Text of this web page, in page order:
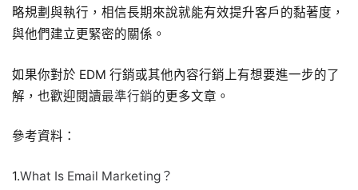
略規劃與執行，相信長期來說就能有效提升客戶的黏著度，
與他們建立更緊密的關係。
如果你對於 EDM 行銷或其他內容行銷上有想要進一步的了
解，也歡迎閱讀最準行銷的更多文章。
參考資料：
1.What Is Email Marketing？